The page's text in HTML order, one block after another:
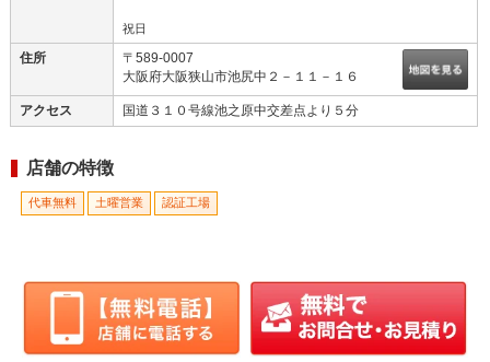
祝日
住所
〒589-0007
大阪府大阪狭山市池尻中２－１１－１６
アクセス 国道３１０号線池之原中交差点より５分
店舗の特徴
代車無料 土曜営業 認証工場